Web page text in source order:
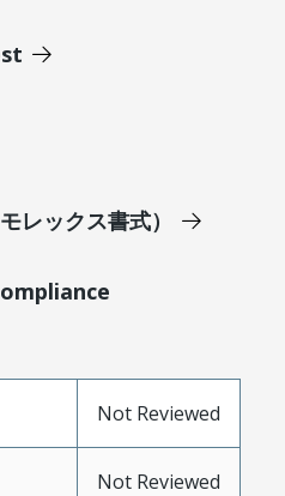
レックス書式）
Not Reviewed
Not Reviewed